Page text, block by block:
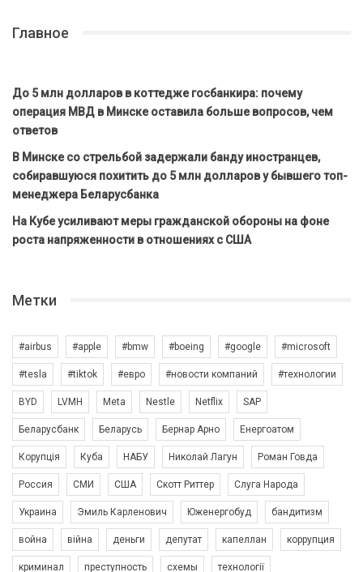
Главное
До 5 млн долларов в коттедже госбанкира: почему
операция МВД в Минске оставила больше вопросов, чем
ответов
В Минске со стрельбой задержали банду иностранцев,
собиравшуюся похитить до 5 млн долларов у бывшего топ-
менеджера Беларусбанка
На Кубе усиливают меры гражданской обороны на фоне
роста напряженности в отношениях с США
Метки
#airbus #apple #bmw #boeing #google #microsoft
#tesla #tiktok #евро #новости компаний #технологии
BYD LVMH Meta Nestle Netflix SAP
Беларусбанк Беларусь Бернар Арно Енергоатом
Корупція Куба НАБУ Николай Лагун Роман Говда
Россия СМИ США Скотт Риттер Слуга Народа
Украина Эмиль Карленович Юженергобуд бандитизм
война війна деньги депутат капеллан коррупция
криминал преступность схемы технології